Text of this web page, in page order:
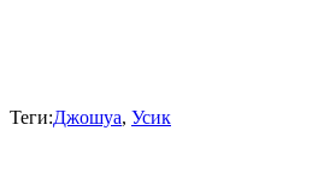
Теги:Джошуа, Усик